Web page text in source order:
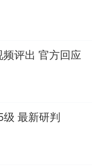
评出 官方回应
级 最新研判